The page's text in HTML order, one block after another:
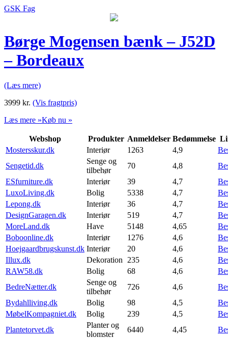
GSK Fag
Børge Mogensen bænk – J52D
– Bordeaux
(Læs mere)
3999 kr. (Vis fragtpris)
Læs mere »Køb nu »
Webshop Produkter Anmeldelser Bedømmelse
Mostersskur.dk
Interiør 1263 4,9
Sengetid.dk
Senge og
tilbehør
70 4,8
ESfurniture.dk
Interiør 39 4,7
LuxoLiving.dk
Bolig 5338 4,7
Lepong.dk
Interiør 36 4,7
DesignGaragen.dk
Interiør 519 4,7
MoreLand.dk
Have 5148 4,65
Boboonline.dk
Interiør 1276 4,6
Hoejgaardbrugskunst.dk Interiør 20 4,6
Illux.dk
Dekoration 235 4,6
RAW58.dk
Bolig 68 4,6
BedreNætter.dk
Senge og
tilbehør
726 4,6
Bydahlliving.dk
Bolig 98 4,5
MøbelKompagniet.dk
Bolig 239 4,5
Plantetorvet.dk
Planter og
blomster
6440 4,45